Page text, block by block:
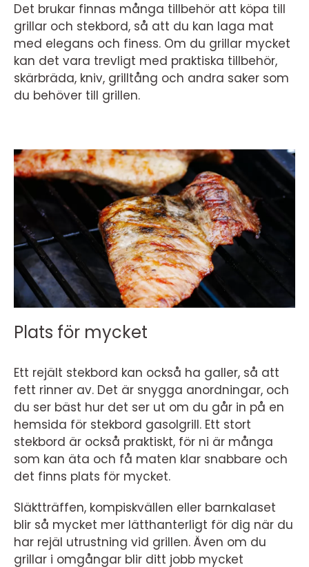
Det brukar finnas många tillbehör att köpa till
grillar och stekbord, så att du kan laga mat
med elegans och finess. Om du grillar mycket
kan det vara trevligt med praktiska tillbehör,
skärbräda, kniv, grilltång och andra saker som
du behöver till grillen.
Plats för mycket
Ett rejält stekbord kan också ha galler, så att
fett rinner av. Det är snygga anordningar, och
du ser bäst hur det ser ut om du går in på en
hemsida för stekbord gasolgrill. Ett stort
stekbord är också praktiskt, för ni är många
som kan äta och få maten klar snabbare och
det finns plats för mycket.
Släktträffen, kompiskvällen eller barnkalaset
blir så mycket mer lätthanterligt för dig när du
har rejäl utrustning vid grillen. Även om du
grillar i omgångar blir ditt jobb mycket